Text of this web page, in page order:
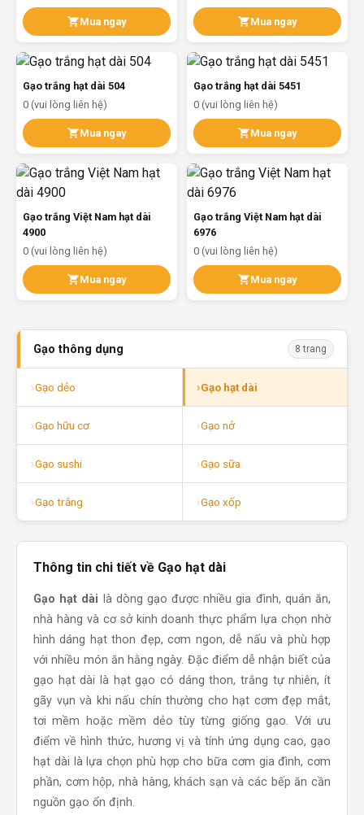
Mua ngay Mua ngay
Gạo trắng hạt dài 504
0 (vui lòng liên hệ)
Mua ngay
Gạo trắng hạt dài 5451
0 (vui lòng liên hệ)
Mua ngay
Gạo trắng Việt Nam hạt dài
4900
0 (vui lòng liên hệ)
Mua ngay
Gạo trắng Việt Nam hạt dài
6976
0 (vui lòng liên hệ)
Mua ngay
Gạo thông dụng 8 trang
Gạo dẻo Gạo hạt dài
Gạo hữu cơ Gạo nở
Gạo sushi Gạo sữa
Gạo trắng Gạo xốp
Thông tin chi tiết về Gạo hạt dài
Gạo hạt dài là dòng gạo được nhiều gia đình, quán ăn,
nhà hàng và cơ sở kinh doanh thực phẩm lựa chọn nhờ
hình dáng hạt thon đẹp, cơm ngon, dễ nấu và phù hợp
với nhiều món ăn hằng ngày. Đặc điểm dễ nhận biết của
gạo hạt dài là hạt gạo có dáng thon, trắng tự nhiên, ít
gãy vụn và khi nấu chín thường cho hạt cơm đẹp mắt,
tơi mềm hoặc mềm dẻo tùy từng giống gạo. Với ưu
điểm về hình thức, hương vị và tính ứng dụng cao, gạo
hạt dài là lựa chọn phù hợp cho bữa cơm gia đình, cơm
phần, cơm hộp, nhà hàng, khách sạn và các bếp ăn cần
nguồn gạo ổn định.